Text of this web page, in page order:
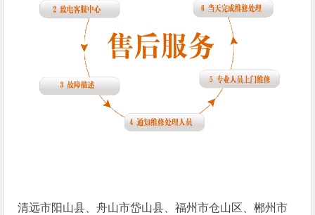
清远市阳山县、舟山市岱山县、福州市仓山区、郴州市